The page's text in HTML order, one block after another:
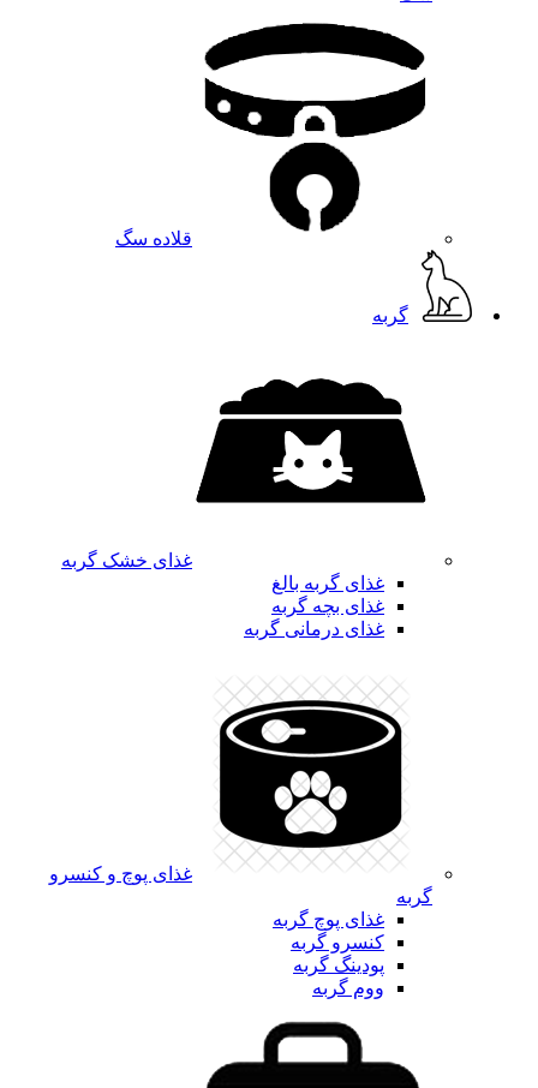
قلاده سگ
گربه
غذای خشک گربه
غذای گربه بالغ
غذای بچه گربه
غذای درمانی گربه
غذای پوچ و کنسرو
گربه
غذای پوچ گربه
کنسرو گربه
پودینگ گربه
ووم گربه